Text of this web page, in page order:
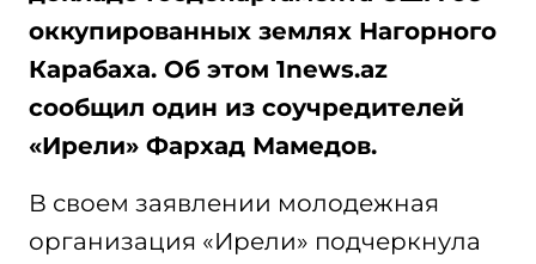
оккупированных землях Нагорного
Карабаха. Об этом 1news.az
сообщил один из соучредителей
«Ирели» Фархад Мамедов.
В своем заявлении молодежная
организация «Ирели» подчеркнула